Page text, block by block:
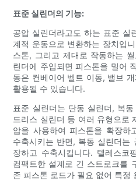
표준 실린더의 기능:
공압 실린더라고도 하는 표준 실
계적 운동으로 변환하는 장치입
스톤, 그리고 제대로 작동하는
린더에 주입되면 피스톤을 밀어
동은 컨베이어 벨트 이동, 밸브
활용될 수 있습니다.
표준 실린더는 단동 실린더, 복
드리스 실린더 등 여러 유형으로
압을 사용하여 피스톤을 확장하
수축시키는 반면, 복동 실린더는
장하고 수축시킵니다. 텔레스코
컴팩트한 설계로 긴 스트로크를
존 피스톤 로드가 필요 없어 특정